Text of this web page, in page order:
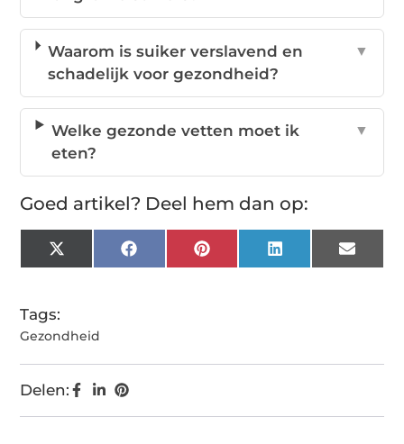
Waarom is suiker verslavend en
schadelijk voor gezondheid?
▼
Welke gezonde vetten moet ik
eten?
▼
Goed artikel? Deel hem dan op:
X
(Twitter)
FacebookPinterest LinkedIn Email
Tags:
Gezondheid
Delen: